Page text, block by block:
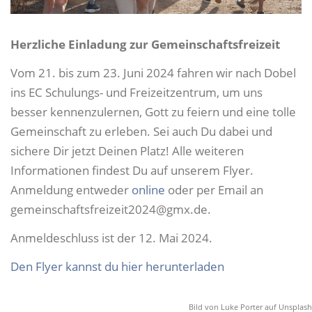
Herzliche Einladung zur Gemeinschaftsfreizeit
Vom 21. bis zum 23. Juni 2024 fahren wir nach Dobel
ins EC Schulungs- und Freizeitzentrum, um uns
besser kennenzulernen, Gott zu feiern und eine tolle
Gemeinschaft zu erleben. Sei auch Du dabei und
sichere Dir jetzt Deinen Platz! Alle weiteren
Informationen findest Du auf unserem Flyer.
Anmeldung entweder online oder per Email an
gemeinschaftsfreizeit2024@gmx.de.
Anmeldeschluss ist der 12. Mai 2024.
Den Flyer kannst du hier herunterladen
Bild von Luke Porter auf Unsplash